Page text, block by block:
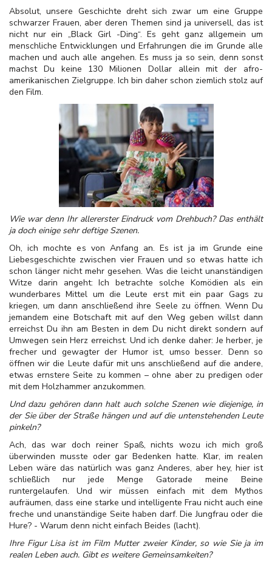
Absolut, unsere Geschichte dreht sich zwar um eine Gruppe
schwarzer Frauen, aber deren Themen sind ja universell, das ist
nicht nur ein „Black Girl -Ding“. Es geht ganz allgemein um
menschliche Entwicklungen und Erfahrungen die im Grunde alle
machen und auch alle angehen. Es muss ja so sein, denn sonst
machst Du keine 130 Milionen Dollar allein mit der afro-
amerikanischen Zielgruppe. Ich bin daher schon ziemlich stolz auf
den Film.
Wie war denn Ihr allererster Eindruck vom Drehbuch? Das enthält
ja doch einige sehr deftige Szenen.
Oh, ich mochte es von Anfang an. Es ist ja im Grunde eine
Liebesgeschichte zwischen vier Frauen und so etwas hatte ich
schon länger nicht mehr gesehen. Was die leicht unanständigen
Witze darin angeht: Ich betrachte solche Komödien als ein
wunderbares Mittel um die Leute erst mit ein paar Gags zu
kriegen, um dann anschließend ihre Seele zu öffnen. Wenn Du
jemandem eine Botschaft mit auf den Weg geben willst dann
erreichst Du ihn am Besten in dem Du nicht direkt sondern auf
Umwegen sein Herz erreichst. Und ich denke daher: Je herber, je
frecher und gewagter der Humor ist, umso besser. Denn so
öffnen wir die Leute dafür mit uns anschließend auf die andere,
etwas ernstere Seite zu kommen – ohne aber zu predigen oder
mit dem Holzhammer anzukommen.
Und dazu gehören dann halt auch solche Szenen wie diejenige, in
der Sie über der Straße hängen und auf die untenstehenden Leute
pinkeln?
Ach, das war doch reiner Spaß, nichts wozu ich mich groß
überwinden musste oder gar Bedenken hatte. Klar, im realen
Leben wäre das natürlich was ganz Anderes, aber hey, hier ist
schließlich nur jede Menge Gatorade meine Beine
runtergelaufen. Und wir müssen einfach mit dem Mythos
aufräumen, dass eine starke und intelligente Frau nicht auch eine
freche und unanständige Seite haben darf. Die Jungfrau oder die
Hure? - Warum denn nicht einfach Beides (lacht).
Ihre Figur Lisa ist im Film Mutter zweier Kinder, so wie Sie ja im
realen Leben auch. Gibt es weitere Gemeinsamkeiten?